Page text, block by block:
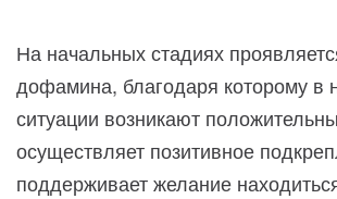
На начальных стадиях
дофамина, благодаря которому в
ситуации возникают
осуществляет позитивное
поддерживает желание